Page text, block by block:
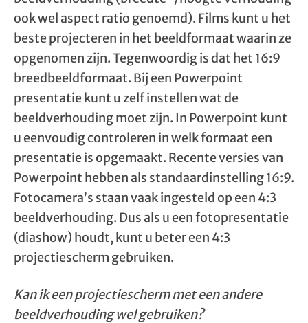
ook wel aspect ratio genoemd). Films kunt u het
beste projecteren in het beeldformaat waarin ze
opgenomen zijn. Tegenwoordig is dat het 16:9
breedbeeldformaat. Bij een Powerpoint
presentatie kunt u zelf instellen wat de
beeldverhouding moet zijn. In Powerpoint kunt
u eenvoudig controleren in welk formaat een
presentatie is opgemaakt. Recente versies van
Powerpoint hebben als standaardinstelling 16:9.
Fotocamera’s staan vaak ingesteld op een 4:3
beeldverhouding. Dus als u een fotopresentatie
(diashow) houdt, kunt u beter een 4:3
projectiescherm gebruiken.
Kan ik een projectiescherm met een andere
beeldverhouding wel gebruiken?